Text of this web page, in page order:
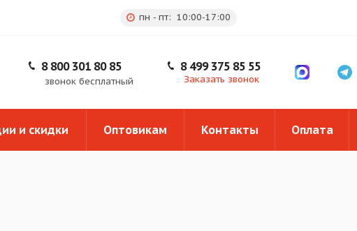
пн - пт: 10:00-17:00
8 800 301 80 85
звонок бесплатный
8 499 375 85 55
Заказать звонок
и скидки Оптовикам Контакты Оплата